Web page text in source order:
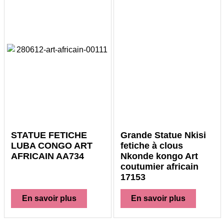
STATUE FETICHE
LUBA CONGO ART
AFRICAIN AA734
En savoir plus
Grande Statue Nkisi
fetiche à clous
Nkonde kongo Art
coutumier africain
17153
En savoir plus